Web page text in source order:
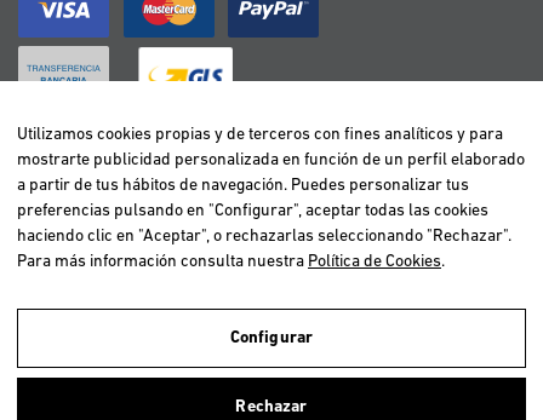
Utilizamos cookies propias y de terceros para realizar el análisis de la
navegación de los usuarios y de este modo poder ofrecer un mejor
BELGIË / BELGIQUE
DEUTSCHLAND
ESPAÑA
FRANCE
ITALIA
NEDERLAND
ÖSTERREICH
PORTUGAL
Utilizamos cookies propias y de terceros con fines analíticos y para
mostrarte publicidad personalizada en función de un perfil elaborado
a partir de tus hábitos de navegación. Puedes personalizar tus
preferencias pulsando en "Configurar", aceptar todas las cookies
haciendo clic en "Aceptar", o rechazarlas seleccionando "Rechazar".
Para más información consulta nuestra Política de Cookies.
Configurar
Rechazar